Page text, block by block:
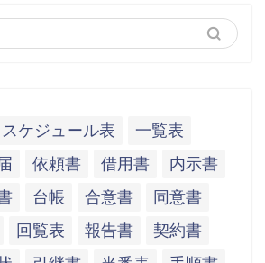
スケジュール表
一覧表
依頼書 借用書
内示書
台帳 合意書
同意書
回覧表 報告書
契約書